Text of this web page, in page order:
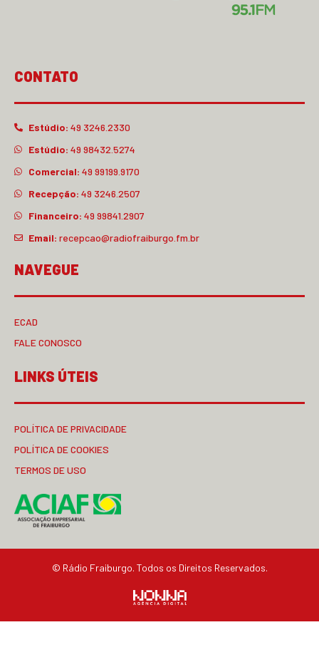
CONTATO
Estúdio: 49 3246.2330
Estúdio: 49 98432.5274
Comercial: 49 99199.9170
Recepção: 49 3246.2507
Financeiro: 49 99841.2907
Email: recepcao@radiofraiburgo.fm.br
NAVEGUE
ECAD
FALE CONOSCO
LINKS ÚTEIS
POLÍTICA DE PRIVACIDADE
POLÍTICA DE COOKIES
TERMOS DE USO
© Rádio Fraiburgo. Todos os Direitos Reservados.